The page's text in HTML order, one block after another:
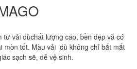
từ vải dùchất lượng cao, bền đẹp và có
mòn tốt. Màu vải dù không chỉ bắt mắt
sạch sẽ, dễ vệ sinh.